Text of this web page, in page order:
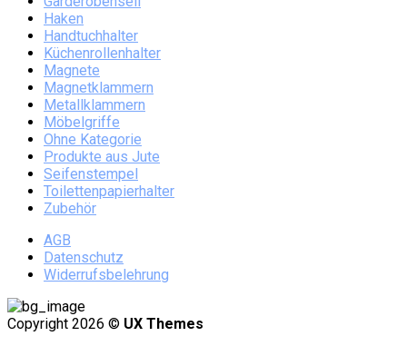
Haken
Handtuchhalter
Küchenrollenhalter
Magnete
Magnetklammern
Metallklammern
Möbelgriffe
Ohne Kategorie
Produkte aus Jute
Seifenstempel
Toilettenpapierhalter
Zubehör
AGB
Datenschutz
Widerrufsbelehrung
Copyright 2026 © UX Themes